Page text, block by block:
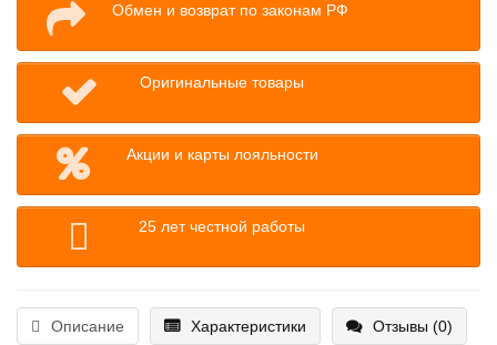
Обмен и возврат по законам РФ
Оригинальные товары
Акции и карты лояльности
25 лет честной работы
Описание Характеристики Отзывы (0)